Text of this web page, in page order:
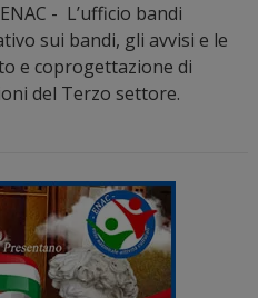
- L’ufficio bandi
sui bandi, gli avvisi e le
e coprogettazione di
del Terzo settore.